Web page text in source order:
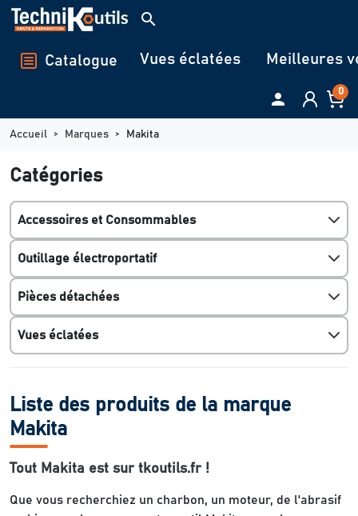
Panneau de gestion des cookies
search
Catalogue Vues éclatées Meilleures
 0
Accueil Marques Makita
Catégories
Accessoires et Consommables
Outillage électroportatif
Pièces détachées
Vues éclatées
Liste des produits de la marque
Makita
Tout Makita est sur tkoutils.fr !
Que vous recherchiez un charbon, un moteur, de l'abrasif